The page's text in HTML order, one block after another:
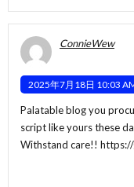
ConnieWew
2025年7月18日 10:03
Palatable blog you
script like yours these
Withstand care!!